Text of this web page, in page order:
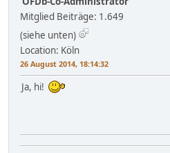
Mitglied Beiträge: 1.649
(siehe unten)
Location: Köln
26 August 2014, 18:14:32
Ja, hi!